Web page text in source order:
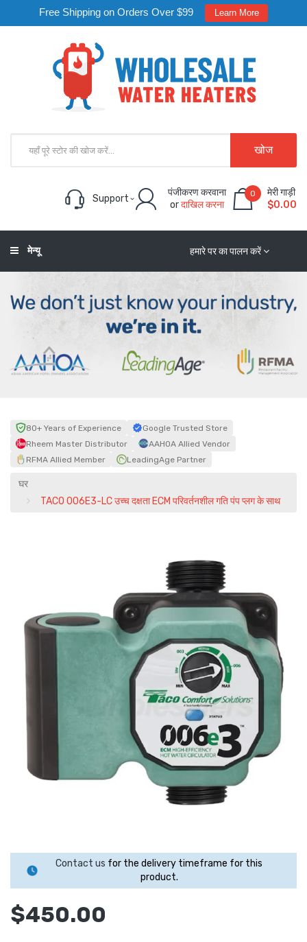
Free Shipping on Orders Over $99 Learn More
खोज
Support
पंजीकरण करवाना
orदाखिल करना
0
मेरी गाड़ी
$0.00
हमारे पर का पालन करें
मेन्यू
80+ Years of Experience
Google Trusted Store
Rheem Master Distributor
AAHOA Allied Vendor
RFMA Allied Member
LeadingAge Partner
घर
TACO 006E3-LC उच्च दक्षता ECM परिवर्तनशील गति पंप प्लग के साथ
Contact us for the delivery timeframe for this
product.
$450.00